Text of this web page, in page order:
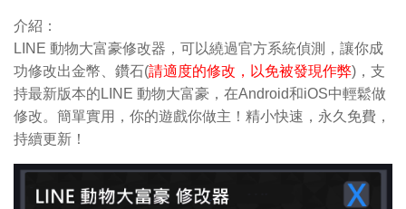
介紹：
LINE 動物大富豪修改器，可以繞過官方系統偵測，讓你成
功修改出金幣、鑽石(請適度的修改，以免被發現作弊)，支
持最新版本的LINE 動物大富豪，在Android和iOS中輕鬆做
修改。簡單實用，你的遊戲你做主！精小快速，永久免費，
持續更新！